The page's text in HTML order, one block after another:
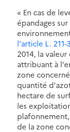
« En cas de
épandages
l'article L.
2014, la
attribuant à
zone
quantité
hectare de
les
de la zone